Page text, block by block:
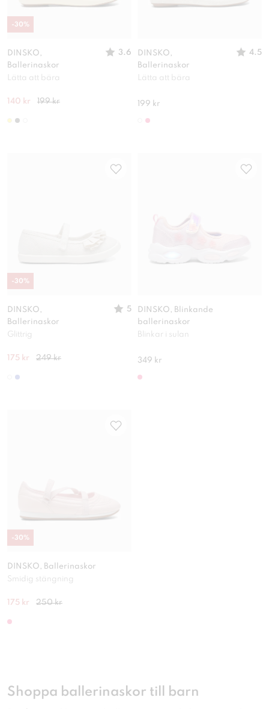
DINSKO,
Ballerinaskor
3.6
Lätta att bära
140 kr 199 kr
-30%
DINSKO,
Ballerinaskor
4.5
Lätta att bära
199 kr
DINSKO,
Ballerinaskor
5
Glittrig
175 kr 249 kr
-30%
DINSKO, Blinkande
ballerinaskor
Blinkar i sulan
349 kr
DINSKO, Ballerinaskor
Smidig stängning
175 kr 250 kr
-30%
Shoppa ballerinaskor till barn